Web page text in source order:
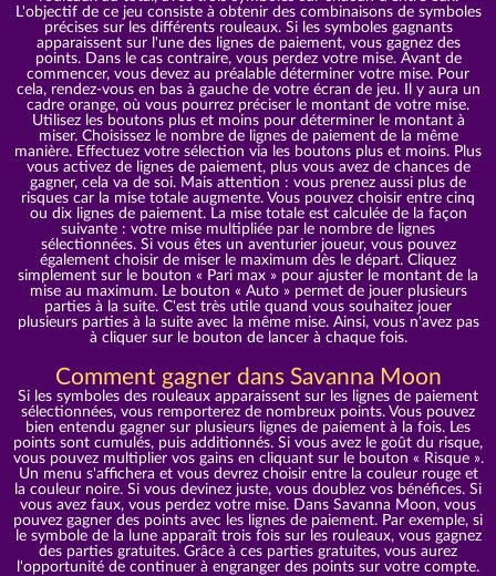
L'objectif de ce jeu consiste à obtenir des combinaisons de symboles
précises sur les différents rouleaux. Si les symboles gagnants
apparaissent sur l'une des lignes de paiement, vous gagnez des
points. Dans le cas contraire, vous perdez votre mise. Avant de
commencer, vous devez au préalable déterminer votre mise. Pour
cela, rendez-vous en bas à gauche de votre écran de jeu. Il y aura un
cadre orange, où vous pourrez préciser le montant de votre mise.
Utilisez les boutons plus et moins pour déterminer le montant à
miser. Choisissez le nombre de lignes de paiement de la même
manière. Effectuez votre sélection via les boutons plus et moins. Plus
vous activez de lignes de paiement, plus vous avez de chances de
gagner, cela va de soi. Mais attention : vous prenez aussi plus de
risques car la mise totale augmente. Vous pouvez choisir entre cinq
ou dix lignes de paiement. La mise totale est calculée de la façon
suivante : votre mise multipliée par le nombre de lignes
sélectionnées. Si vous êtes un aventurier joueur, vous pouvez
également choisir de miser le maximum dès le départ. Cliquez
simplement sur le bouton « Pari max » pour ajuster le montant de la
mise au maximum. Le bouton « Auto » permet de jouer plusieurs
parties à la suite. C'est très utile quand vous souhaitez jouer
plusieurs parties à la suite avec la même mise. Ainsi, vous n'avez pas
à cliquer sur le bouton de lancer à chaque fois.
Comment gagner dans Savanna Moon
Si les symboles des rouleaux apparaissent sur les lignes de paiement
sélectionnées, vous remporterez de nombreux points. Vous pouvez
bien entendu gagner sur plusieurs lignes de paiement à la fois. Les
points sont cumulés, puis additionnés. Si vous avez le goût du risque,
vous pouvez multiplier vos gains en cliquant sur le bouton « Risque ».
Un menu s'affichera et vous devrez choisir entre la couleur rouge et
la couleur noire. Si vous devinez juste, vous doublez vos bénéfices. Si
vous avez faux, vous perdez votre mise. Dans Savanna Moon, vous
pouvez gagner des points avec les lignes de paiement. Par exemple, si
le symbole de la lune apparaît trois fois sur les rouleaux, vous gagnez
des parties gratuites. Grâce à ces parties gratuites, vous aurez
l'opportunité de continuer à engranger des points sur votre compte.